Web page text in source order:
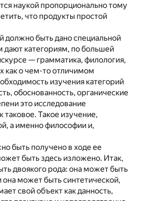
наукой пропорционально тому
что продукты простой
должно быть дано специальной
дают категориям, по большей
— грамматика, филология,
как о чем-то отличимом
изучения категорий
обоснованность, органические
это исследование
Такое изучение,
а именно философии и,
быть получено в ходе ее
быть здесь изложено. Итак,
двоякого рода: она может быть
может быть синтетической,
свой объект как данность,